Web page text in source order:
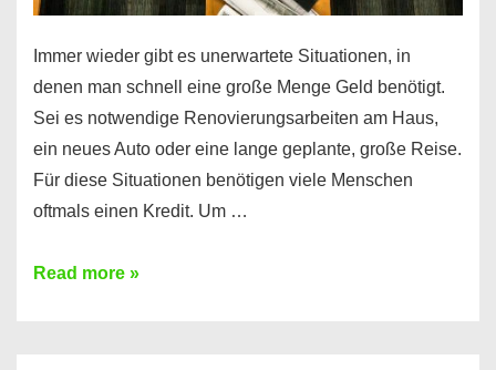
Immer wieder gibt es unerwartete Situationen, in
denen man schnell eine große Menge Geld benötigt.
Sei es notwendige Renovierungsarbeiten am Haus,
ein neues Auto oder eine lange geplante, große Reise.
Für diese Situationen benötigen viele Menschen
oftmals einen Kredit. Um …
Brauchen
Read more »